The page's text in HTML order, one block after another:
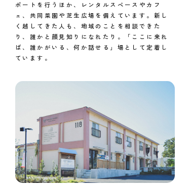
ポートを行うほか、レンタルスペースやカフ
ェ、共同菜園や芝生広場を備えています。新し
く越してきた人も、地域のことを相談できた
り、誰かと顔見知りになれたり。「ここに来れ
ば、誰かがいる、何か話せる」場として定着し
ています。